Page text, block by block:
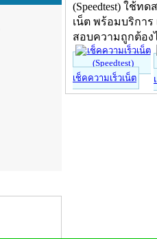
(Speedtest) ใช้ท
เน็ต พร้อมบริการ
สอบความถูกต้อ
เช็คความเร็วเน็ต